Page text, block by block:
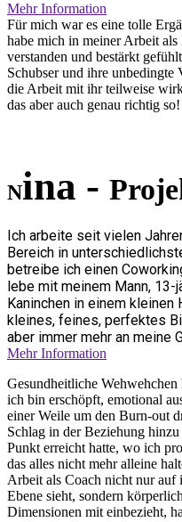
Mehr Information
Für mich war es eine tolle
habe mich in meiner Arbeit
verstanden und bestärkt
Schubser und ihre
die Arbeit mit ihr teilweise
das aber auch genau richtig
Nina -
Ich arbeite seit vielen
Bereich in
betreibe ich einen
lebe mit meinem Mann,
Kaninchen in einem
kleines, feines, perfektes
aber immer mehr an meine
Mehr Information
Gesundheitliche
ich bin erschöpft, emotional
einer Weile um den Burn-out
Schlag in der Beziehung
Punkt erreicht hatte, wo ich
das alles nicht mehr alleine
Arbeit als Coach nicht nur auf
Ebene sieht, sondern
Dimensionen mit einbezieht,